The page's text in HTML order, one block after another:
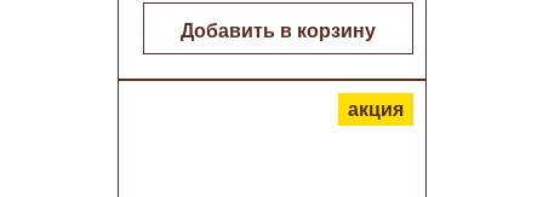
Добавить в корзину
акция